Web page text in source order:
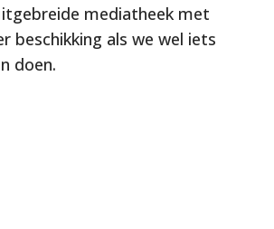
mediatheek met
beschikking als we wel iets
doen.